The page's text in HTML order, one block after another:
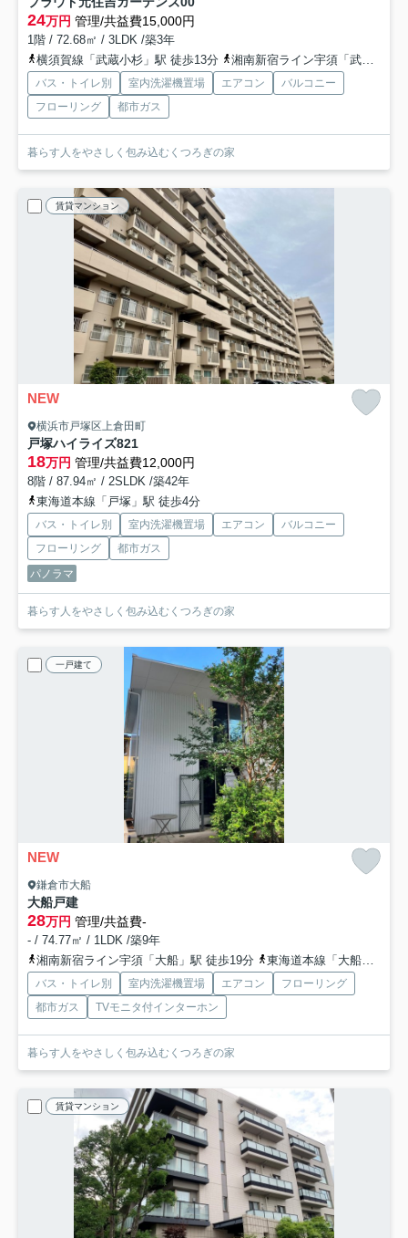
24万円 管理/共益費15,000円
1階 / 72.68㎡ / 3LDK /築3年
横須賀線「武蔵小杉」駅 徒歩13分
湘南新宿ライン宇須「武蔵小杉」駅 徒歩13分
バス・トイレ別 室内洗濯機置場 エアコン
バルコニー
フローリング
都市ガス
暮らす人をやさしく包み込むくつろぎの家
賃貸マンション
NEW
横浜市戸塚区上倉田町
戸塚ハイライズ821
18万円 管理/共益費12,000円
8階 / 87.94㎡ / 2SLDK /築42年
東海道本線「戸塚」駅 徒歩4分
バス・トイレ別 室内洗濯機置場 エアコン
バルコニー
フローリング
都市ガス
パノラマ
暮らす人をやさしく包み込むくつろぎの家
一戸建て
NEW
鎌倉市大船
大船戸建
28万円 管理/共益費-
- / 74.77㎡ / 1LDK /築9年
湘南新宿ライン宇須「大船」駅 徒歩19分
東海道本線「大船」駅 徒歩19分
バス・トイレ別 室内洗濯機置場 エアコン
フローリング
都市ガス
TVモニタ付インターホン
暮らす人をやさしく包み込むくつろぎの家
賃貸マンション